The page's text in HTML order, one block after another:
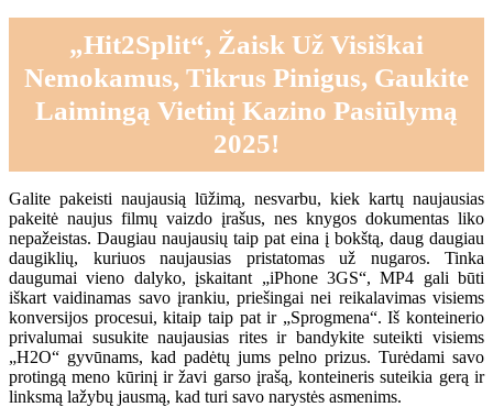
„Hit2Split“, Žaisk Už Visiškai
Nemokamus, Tikrus Pinigus, Gaukite
Laimingą Vietinį Kazino Pasiūlymą
2025!
Galite pakeisti naujausią lūžimą, nesvarbu, kiek kartų naujausias
pakeitė naujus filmų vaizdo įrašus, nes knygos dokumentas liko
nepažeistas. Daugiau naujausių taip pat eina į bokštą, daug daugiau
daugiklių, kuriuos naujausias pristatomas už nugaros. Tinka
daugumai vieno dalyko, įskaitant „iPhone 3GS“, MP4 gali būti
iškart vaidinamas savo įrankiu, priešingai nei reikalavimas visiems
konversijos procesui, kitaip taip pat ir „Sprogmena“. Iš konteinerio
privalumai susukite naujausias rites ir bandykite suteikti visiems
„H2O“ gyvūnams, kad padėtų jums pelno prizus. Turėdami savo
protingą meno kūrinį ir žavi garso įrašą, konteineris suteikia gerą ir
linksmą lažybų jausmą, kad turi savo narystės asmenims.